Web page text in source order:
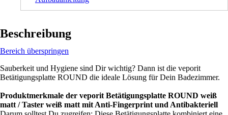
Beschreibung
Bereich überspringen
Sauberkeit und Hygiene sind Dir wichtig? Dann ist die veporit
Betätigungsplatte ROUND die ideale Lösung für Dein Badezimmer.
Produktmerkmale der veporit Betätigungsplatte ROUND weiß
matt / Taster weiß matt mit Anti-Fingerprint und Antibakteriell